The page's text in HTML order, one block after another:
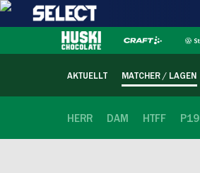
AKTUELLT MATCHER / LAGEN
HERR DAM HTFF P19